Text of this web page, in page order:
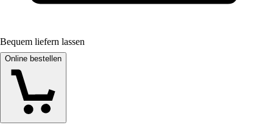
Bequem liefern lassen
Online bestellen